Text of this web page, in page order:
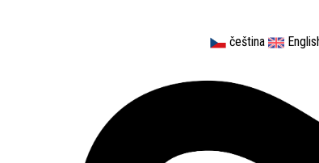
čeština